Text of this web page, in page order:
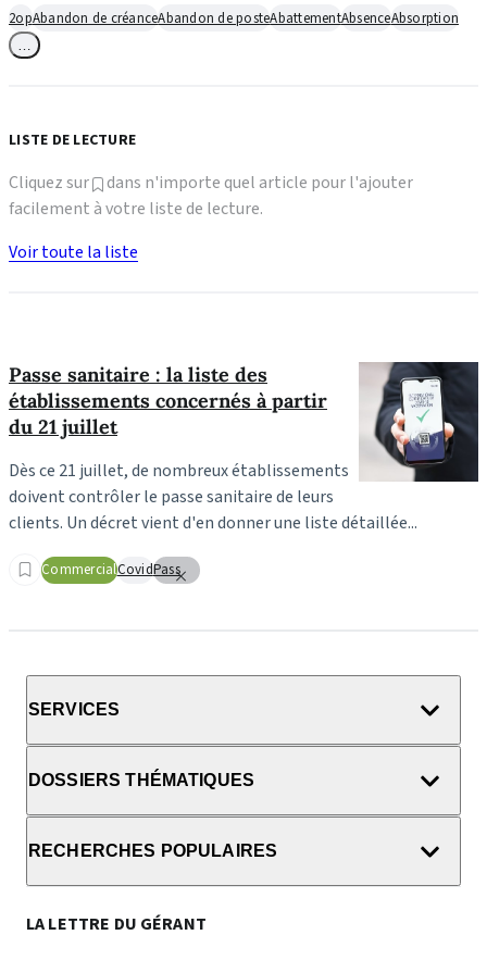
Passe sanitaire : la liste des
établissements concernés à partir
du 21 juillet
Dès ce 21 juillet, de nombreux établissements
doivent contrôler le passe sanitaire de leurs
clients. Un décret vient d'en donner une liste détaillée...
CommercialCovidPass
2opAbandon de créanceAbandon de posteAbattementAbsenceAbsorption
LISTE DE LECTURE
Cliquez sur
dans n'importe quel article pour l'ajouter
facilement à votre liste de lecture.
Voir toute la liste
SERVICES
DOSSIERS THÉMATIQUES
RECHERCHES POPULAIRES
LA LETTRE DU GÉRANT